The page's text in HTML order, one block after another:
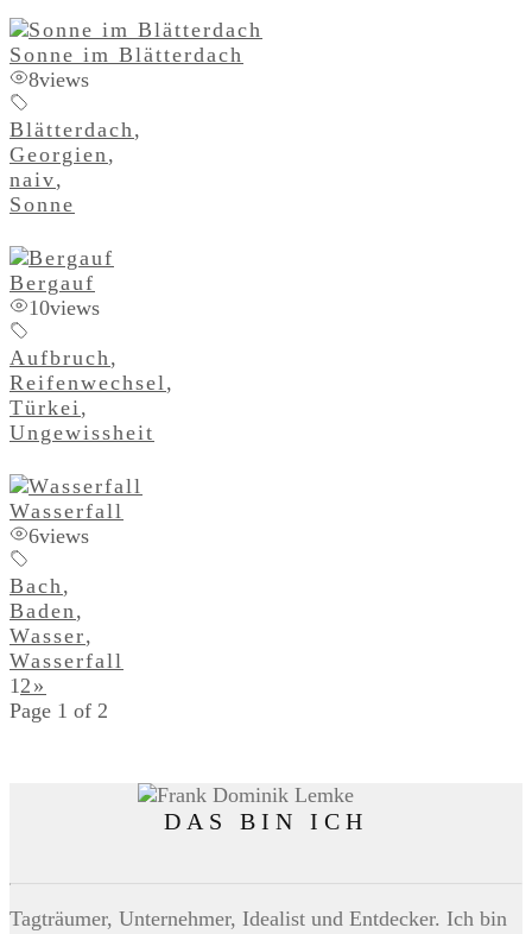
Sonne im Blätterdach
8views
Blätterdach,
Georgien,
naiv,
Sonne
Bergauf
10views
Aufbruch,
Reifenwechsel,
Türkei,
Ungewissheit
Wasserfall
6views
Bach,
Baden,
Wasser,
Wasserfall
12 »
Page 1 of 2
DAS BIN ICH
Tagträumer, Unternehmer, Idealist und Entdecker. Ich bin